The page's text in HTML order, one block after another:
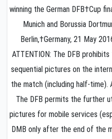
winning the German DFB†Cup
Munich and Borussia
Berlin,†Germany, 21 May
ATTENTION: The DFB
sequential pictures on the
the match (including half-time).
The DFB permits the further
pictures for mobile services
DMB only after the end of the